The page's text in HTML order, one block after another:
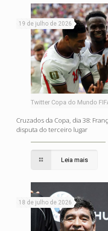
Twitter Copa do Mundo
19 de julho de 2026
Cruzados da Copa, dia 38:
disputa do terceiro lugar
Leia mais
18 de julho de 2026